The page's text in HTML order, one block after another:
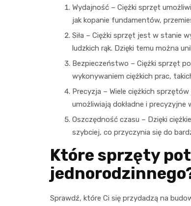
Wydajność – Ciężki sprzęt
jak kopanie fundamentów,
Siła – Ciężki sprzęt jest w stanie
ludzkich rąk. Dzięki temu można
Bezpieczeństwo – Ciężki sprzęt
wykonywaniem ciężkich prac,
Precyzja – Wiele ciężkich
umożliwiają dokładne i precyzyjne
Oszczędność czasu – Dzięki
szybciej, co przyczynia się do
Które sprzęty
Sprawdź, które Ci się przydadzą na